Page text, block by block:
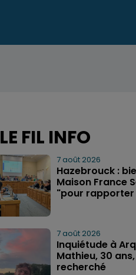
LE FIL INFO
7 août 2026
Hazebrouck :
Maison France
"pour rapporter
7 août 2026
Inquiétude à
Mathieu, 30
recherché